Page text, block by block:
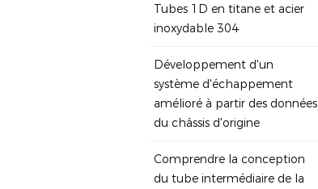
Tubes 1D en titane et acier
inoxydable 304
Développement d'un
système d'échappement
amélioré à partir des données
du châssis d'origine
Comprendre la conception
du tube intermédiaire de la